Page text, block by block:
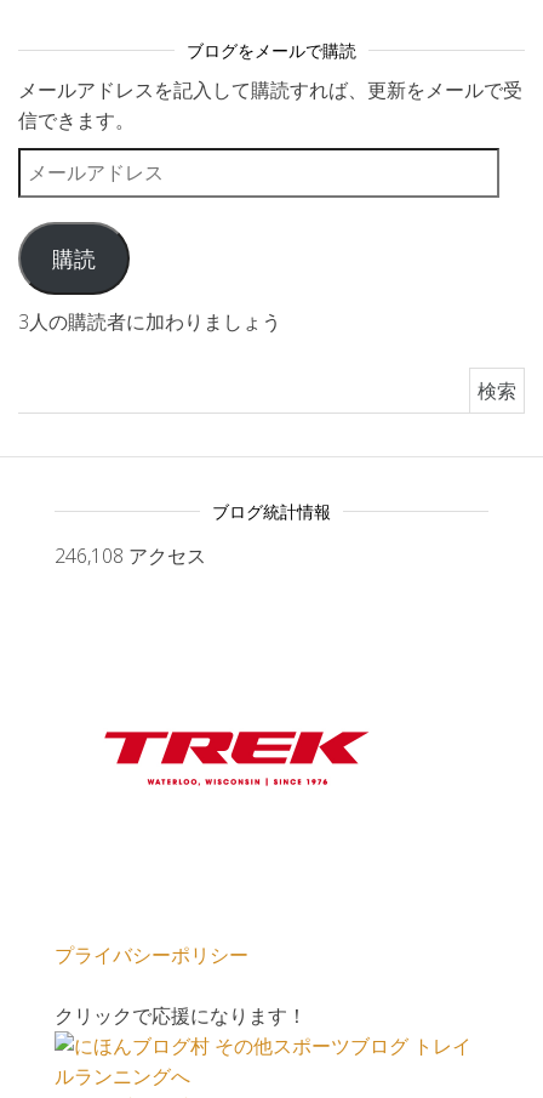
ブログをメールで購読
メールアドレスを記入して購読すれば、更新をメールで受
信できます。
メールアドレス
購読
3人の購読者に加わりましょう
ブログ統計情報
246,108 アクセス
プライバシーポリシー
クリックで応援になります！